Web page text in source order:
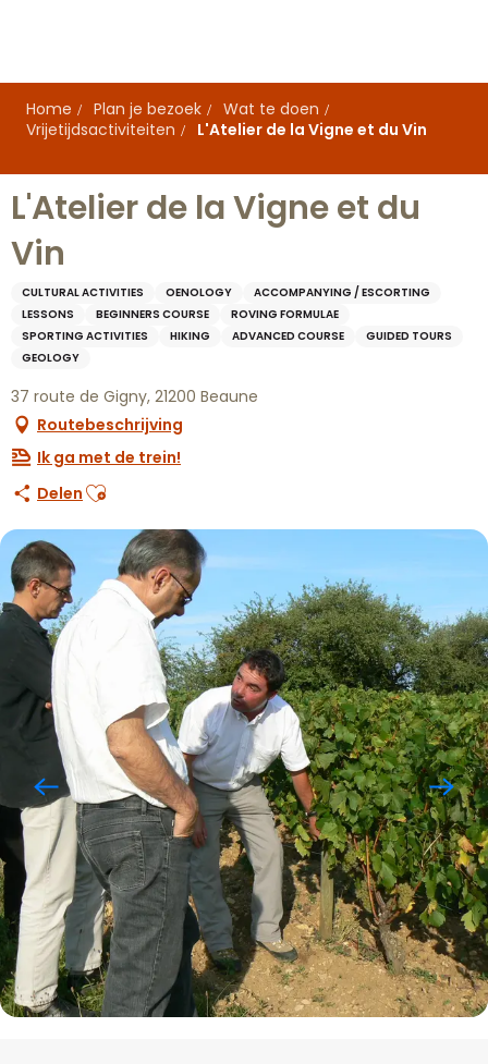
principal
Home
Plan je bezoek
Wat te doen
Vrijetijdsactiviteiten
L'Atelier de la Vigne et du Vin
L'Atelier de la Vigne et du
Vin
CULTURAL ACTIVITIES OENOLOGY
ACCOMPANYING / ESCORTING
LESSONS
BEGINNERS COURSE
ROVING FORMULAE
SPORTING ACTIVITIES
HIKING ADVANCED COURSE
GUIDED TOURS
GEOLOGY
37 route de Gigny, 21200 Beaune
Routebeschrijving
Ik ga met de trein!
Delen Ajouter aux favoris